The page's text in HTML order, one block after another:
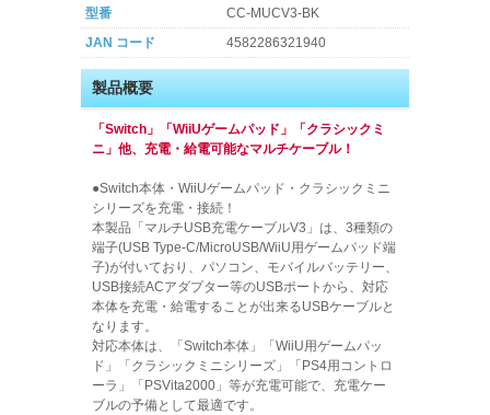
型番
CC-MUCV3-BK
JAN コード
4582286321940
製品概要
「Switch」「WiiUゲームパッド」「クラシックミ
ニ」他、充電・給電可能なマルチケーブル！
●Switch本体・WiiUゲームパッド・クラシックミニ
シリーズを充電・接続！
本製品「マルチUSB充電ケーブルV3」は、3種類の
端子(USB Type-C/MicroUSB/WiiU用ゲームパッド端
子)が付いており、パソコン、モバイルバッテリー、
USB接続ACアダプター等のUSBポートから、対応
本体を充電・給電することが出来るUSBケーブルと
なります。
対応本体は、「Switch本体」「WiiU用ゲームパッ
ド」「クラシックミニシリーズ」「PS4用コントロ
ーラ」「PSVita2000」等が充電可能で、充電ケー
ブルの予備として最適です。